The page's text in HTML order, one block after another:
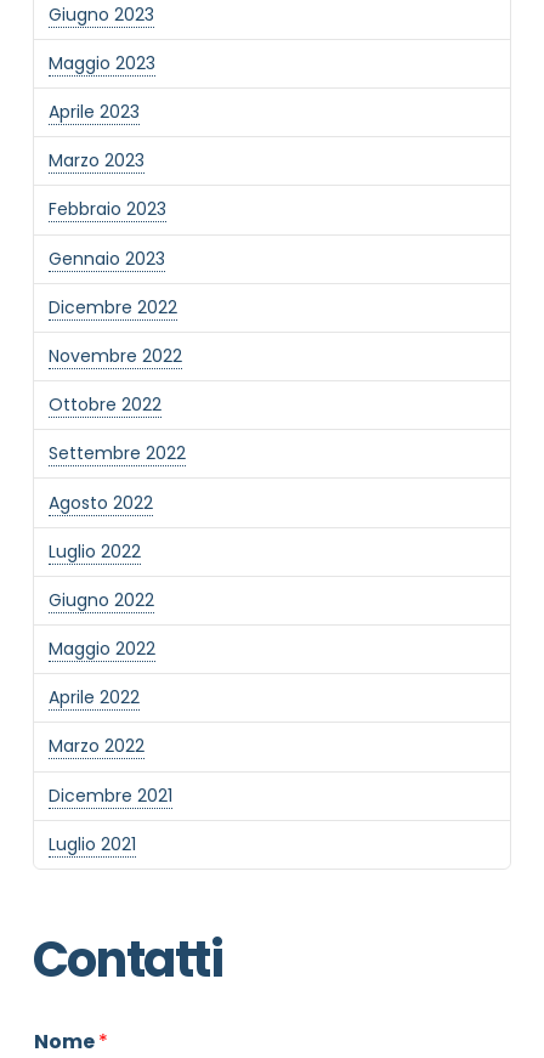
Giugno 2023
Maggio 2023
Aprile 2023
Marzo 2023
Febbraio 2023
Gennaio 2023
Dicembre 2022
Novembre 2022
Ottobre 2022
Settembre 2022
Agosto 2022
Luglio 2022
Giugno 2022
Maggio 2022
Aprile 2022
Marzo 2022
Dicembre 2021
Luglio 2021
Contatti
Nome*